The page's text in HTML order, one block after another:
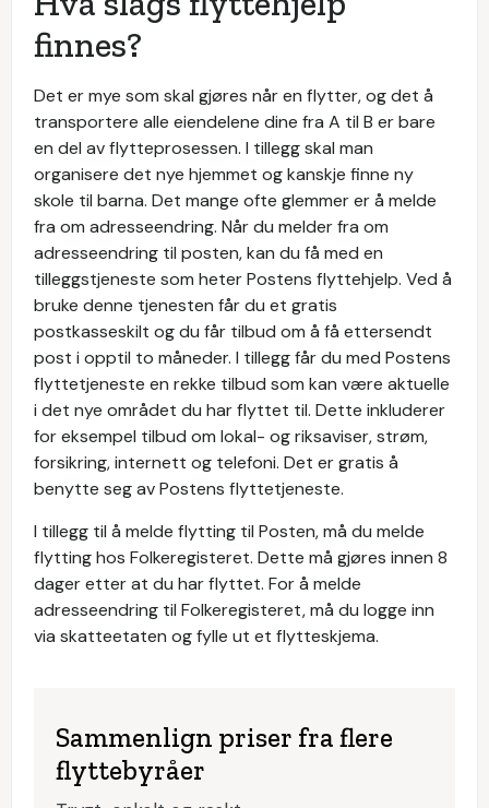
finnes?
Det er mye som skal gjøres når en flytter, og det å
transportere alle eiendelene dine fra A til B er bare
en del av flytteprosessen. I tillegg skal man
organisere det nye hjemmet og kanskje finne ny
skole til barna. Det mange ofte glemmer er å melde
fra om adresseendring. Når du melder fra om
adresseendring til posten, kan du få med en
tilleggstjeneste som heter Postens flyttehjelp. Ved å
bruke denne tjenesten får du et gratis
postkasseskilt og du får tilbud om å få ettersendt
post i opptil to måneder. I tillegg får du med Postens
flyttetjeneste en rekke tilbud som kan være aktuelle
i det nye området du har flyttet til. Dette inkluderer
for eksempel tilbud om lokal- og riksaviser, strøm,
forsikring, internett og telefoni. Det er gratis å
benytte seg av Postens flyttetjeneste.
I tillegg til å melde flytting til Posten, må du melde
flytting hos Folkeregisteret. Dette må gjøres innen 8
dager etter at du har flyttet. For å melde
adresseendring til Folkeregisteret, må du logge inn
via skatteetaten og fylle ut et flytteskjema.
Sammenlign priser fra flere
flyttebyråer